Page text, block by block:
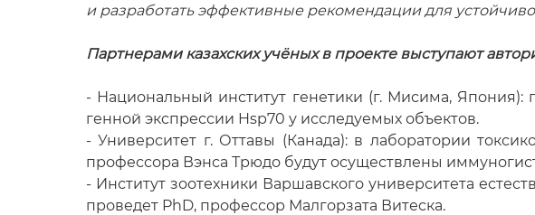
и разработать эффективные рекомендации для
Партнерами казахских учёных в проекте выступают
- Национальный институт генетики (г. Мисима,
генной экспрессии Hsp70 у исследуемых объектов.
- Университет г. Оттавы (Канада): в лаборатории
профессора Вэнса Трюдо будут осуществлены
- Институт зоотехники Варшавского университета
проведет PhD, профессор Малгорзата Витеска.